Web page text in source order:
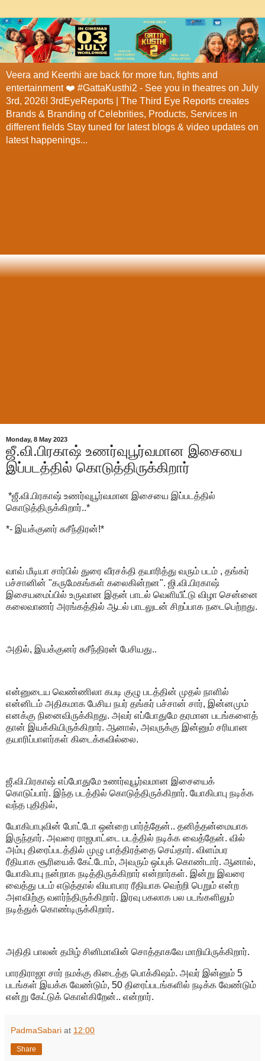
Veera and Keerthi are back for more fun, fights and
entertainment ❤️ #GattaKusthi2 - See you in theatres on July
3rd, 2026! 3rdEyeReports | The Third Eye Reports creates
Brands & Branding of Celebrities, Products, Services in
different fields Stay tuned for latest blogs & video updates on
latest happenings...
Monday, 8 May 2023
ஜீ.வி.பிரகாஷ் உணர்வுபூர்வமான இசையை
இப்படத்தில் கொடுத்திருக்கிறார்
*ஜீ.வி.பிரகாஷ் உணர்வுபூர்வமான இசையை இப்படத்தில்
கொடுத்திருக்கிறார்..*
*- இயக்குனர் சுசீந்திரன்!*
வாவ் மீடியா சார்பில் துரை வீரசக்தி தயாரித்து வரும் படம் , தங்கர்
பச்சானின் "கருமேகங்கள் கலைகின்றன". ஜி.வி.பிரகாஷ்
இசையமைப்பில் உருவான இதன் பாடல் வெளியீட்டு விழா சென்னை
கலைவாணர் அரங்கத்தில் ஆடல் பாடலுடன் சிறப்பாக நடைபெற்றது.
அதில், இயக்குனர் சுசீந்திரன் பேசியது..
என்னுடைய வெண்ணிலா கபடி குழு படத்தின் முதல் நாளில்
என்னிடம் அதிகமாக பேசிய நபர் தங்கர் பச்சான் சார், இன்னமும்
எனக்கு நினைவிருக்கிறது. அவர் எப்போதுமே தரமான படங்களைத்
தான் இயக்கியிருக்கிறார். ஆனால், அவருக்கு இன்னும் சரியான
தயாரிப்பாளர்கள் கிடைக்கவில்லை.
ஜீ.வி.பிரகாஷ் எப்போதுமே உணர்வுபூர்வமான இசையைக்
கொடுப்பார். இந்த படத்தில் கொடுத்திருக்கிறார். யோகிபாபு நடிக்க
வந்த புதிதில்,
யோகிபாபுவின் போட்டோ ஒன்றை பார்த்தேன்.. தனித்தன்மையாக
இருந்தார். அவரை ராஜபாட்டை படத்தில் நடிக்க வைத்தேன். வில்
அம்பு திரைப்படத்தில் முழு பாத்திரத்தை செய்தார். விளம்பர
ரீதியாக சூரியைக் கேட்டோம், அவரும் ஒப்புக் கொண்டார். ஆனால்,
யோகிபாபு நன்றாக நடித்திருக்கிறார் என்றார்கள். இன்று இவரை
வைத்து படம் எடுத்தால் வியாபார ரீதியாக வெற்றி பெறும் என்ற
அளவிற்கு வளர்ந்திருக்கிறார். இரவு பகலாக பல படங்களிலும்
நடித்துக் கொண்டிருக்கிறார்.
அதிதி பாலன் தமிழ் சினிமாவின் சொத்தாகவே மாறியிருக்கிறார்.
பாரதிராஜா சார் நமக்கு கிடைத்த பொக்கிஷம். அவர் இன்னும் 5
படங்கள் இயக்க வேண்டும், 50 திரைப்படங்களில் நடிக்க வேண்டும்
என்று கேட்டுக் கொள்கிறேன்.. என்றார்.
PadmaSabari at 12:00
Share